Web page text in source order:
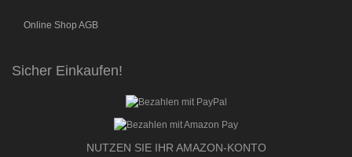
Online Shop AGB
Sicher Einkaufen!
NUTZEN SIE IHR AMAZON-KONTO